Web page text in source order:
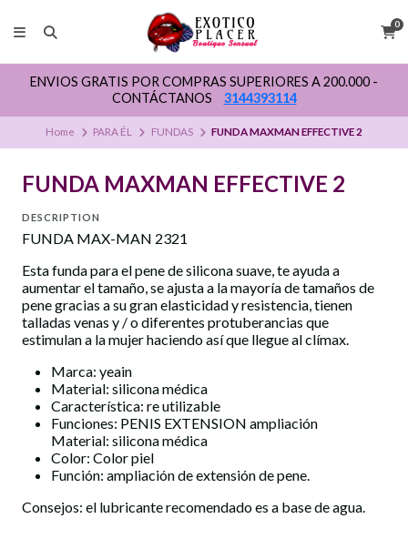
0
ENVIOS GRATIS POR COMPRAS SUPERIORES A 200.000 -
CONTÁCTANOS
3144393114
Home PARA ÉL FUNDAS FUNDA MAXMAN EFFECTIVE 2
FUNDA MAXMAN EFFECTIVE 2
DESCRIPTION
FUNDA MAX-MAN 2321
Esta funda para el pene de silicona suave, te ayuda a
aumentar el tamaño, se ajusta a la mayoría de tamaños de
pene gracias a su gran elasticidad y resistencia, tienen
talladas venas y / o diferentes protuberancias que
estimulan a la mujer haciendo así que llegue al clímax.
Marca: yeain
Material: silicona médica
Característica: re utilizable
Funciones: PENIS EXTENSION ampliación
Material: silicona médica
Color: Color piel
Función: ampliación de extensión de pene.
Consejos: el lubricante recomendado es a base de agua.